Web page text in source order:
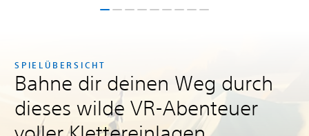
SPIELÜBERSICHT
Bahne dir deinen Weg durch
dieses wilde VR-Abenteuer